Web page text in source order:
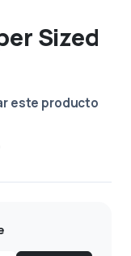
Sized
este producto